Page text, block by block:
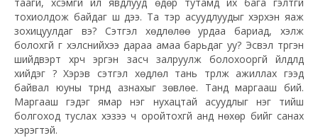
тохиолдож байдаг шүү дээ. Та тэр асуудлуудыг хэрхэн яаж
зохицуулдаг вэ? Сэтгэл хѳдлѳлѳѳ урдаа бариад, хэлж
болохгүй үг хэлснийхээ дараа амаа барьдаг уу? Эсвэл түргэн
шийдвэрт хүрч эргэн засч залруулж болохооргүй үйлдлүүд
хийдэг үү? Хэрэв сэтгэл хѳдлѳл тань түрүүлж ажиллах гээд
байвал юуны түрүүнд азнахыг зѳвлѳе. Танд маргааш бий.
Маргааш гэдэг ямар нэг нухацтай асуудлыг нэг тийш
болгоход туслах хэзээ ч оройтохгүй анд нѳхѳр бийг санах
хэрэгтэй.